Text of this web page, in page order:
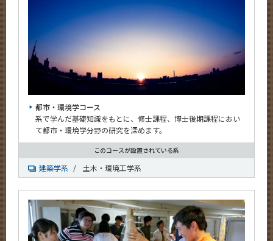
都市・環境学コース
系で学んだ基礎知識をもとに、修士課程、博士後期課程におい
て都市・環境学分野の研究を深めます。
このコースが設置されている系
建築学系 / 土木・環境工学系